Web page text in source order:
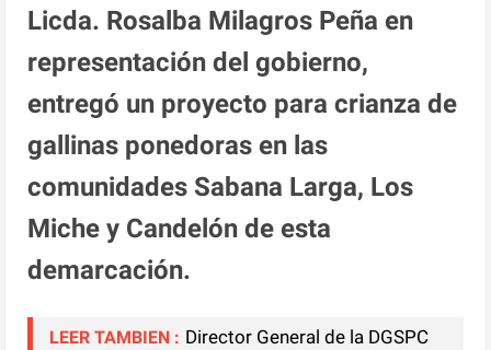
Licda. Rosalba Milagros Peña en
representación del gobierno,
entregó un proyecto para crianza de
gallinas ponedoras en las
comunidades Sabana Larga, Los
Miche y Candelón de esta
demarcación.
LEER TAMBIEN : Director General de la DGSPC